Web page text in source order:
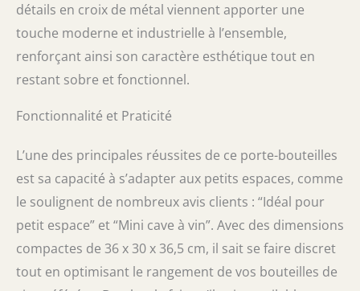
détails en croix de métal viennent apporter une
touche moderne et industrielle à l’ensemble,
renforçant ainsi son caractère esthétique tout en
restant sobre et fonctionnel.
Fonctionnalité et Praticité
L’une des principales réussites de ce porte-bouteilles
est sa capacité à s’adapter aux petits espaces, comme
le soulignent de nombreux avis clients : “Idéal pour
petit espace” et “Mini cave à vin”. Avec des dimensions
compactes de 36 x 30 x 36,5 cm, il sait se faire discret
tout en optimisant le rangement de vos bouteilles de